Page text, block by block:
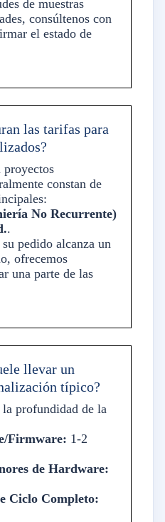
de muestras
consúltenos con
el estado de
las tarifas para
proyectos
constan de
No Recurrente)
.
pedido alcanza un
ofrecemos
una parte de las
llevar un
típico?
profundidad de la
Firmware: 1-2
de Hardware:
Ciclo Completo: